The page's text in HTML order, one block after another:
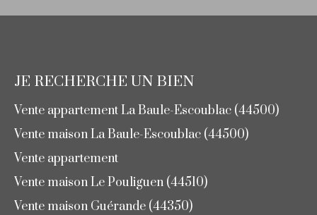
JE RECHERCHE UN BIEN
Vente appartement La Baule-Escoublac (44500)
Vente maison La Baule-Escoublac (44500)
Vente appartement
Vente maison Le Pouliguen (44510)
Vente maison Guérande (44350)